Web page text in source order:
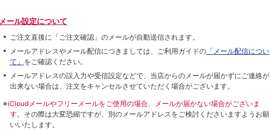
メール設定について
ご注文直後に「ご注文確認」のメールが自動送信されます。
メールアドレスやメール配信につきましては、ご利用ガイドの「メール配信につい
て」 をご確認ください。
メールアドレスの誤入力や受信設定などで、当店からのメールが届かずにご連絡が
出来ない場合は、注文をキャンセルさせていただく場合がございます。
※iCloudメールやフリーメールをご使用の場合、メールが届かない場合がございま
す。 その際は大変恐縮ですが、別のメールアドレスをご検討くださいますようお願
いいたします。